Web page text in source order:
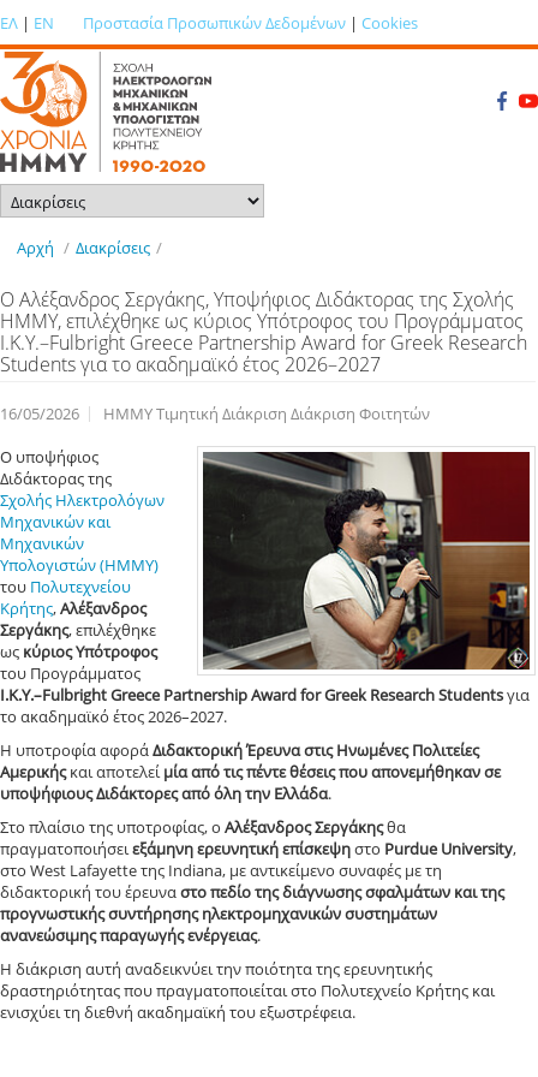
ΕΛ | EN Προστασία Προσωπικών Δεδομένων | Cookies
Αρχή / Διακρίσεις /
O Αλέξανδρος Σεργάκης, Υποψήφιος Διδάκτορας της Σχολής
ΗΜΜΥ, επιλέχθηκε ως κύριος Υπότροφος του Προγράμματος
Ι.Κ.Υ.–Fulbright Greece Partnership Award for Greek Research
Students για το ακαδημαϊκό έτος 2026–2027
16/05/2026
ΗΜΜΥ Τιμητική Διάκριση Διάκριση Φοιτητών
Ο υποψήφιος
Διδάκτορας της
Σχολής Ηλεκτρολόγων
Μηχανικών και
Μηχανικών
Υπολογιστών (ΗΜΜΥ)
του Πολυτεχνείου
Κρήτης,Αλέξανδρος
Σεργάκης, επιλέχθηκε
ως κύριος Υπότροφος
του Προγράμματος
Ι.Κ.Υ.–Fulbright Greece Partnership Award for Greek Research Studentsγια
το ακαδημαϊκό έτος 2026–2027.
Η υποτροφία αφοράΔιδακτορική Έρευνα στις Ηνωμένες Πολιτείες
Αμερικήςκαι αποτελείμία από τις πέντε θέσεις που απονεμήθηκαν σε
υποψήφιους Διδάκτορες από όλη την Ελλάδα.
Στο πλαίσιο της υποτροφίας, ο Αλέξανδρος Σεργάκηςθα
πραγματοποιήσειεξάμηνη ερευνητική επίσκεψηστο Purdue University,
στο West Lafayette της Indiana, με αντικείμενο συναφές με τη
διδακτορική του έρευναστο πεδίο της διάγνωσης σφαλμάτων και της
προγνωστικής συντήρησης ηλεκτρομηχανικών συστημάτων
ανανεώσιμης παραγωγής ενέργειας.
Η διάκριση αυτή αναδεικνύει την ποιότητα της ερευνητικής
δραστηριότητας που πραγματοποιείται στο Πολυτεχνείο Κρήτης και
ενισχύει τη διεθνή ακαδημαϊκή του εξωστρέφεια.